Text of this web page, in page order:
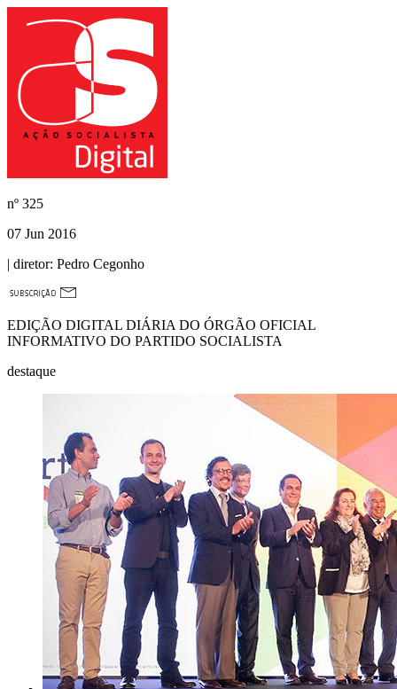
nº 325
07 Jun 2016
| diretor: Pedro Cegonho
EDIÇÃO DIGITAL DIÁRIA DO ÓRGÃO OFICIAL
INFORMATIVO DO PARTIDO SOCIALISTA
destaque